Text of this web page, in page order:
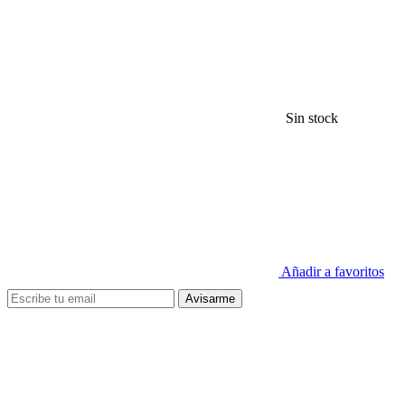
Sin stock
Añadir a favoritos
Avisarme